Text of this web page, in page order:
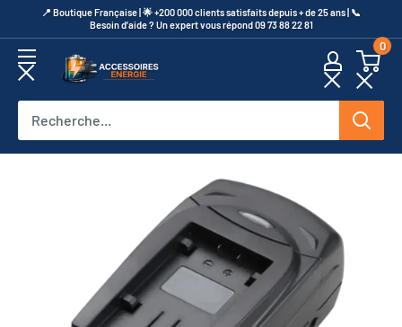
au
contenu
​📍​ Boutique Française | 🌟 +200 000 clients satisfaits depuis + de 25 ans | 📞​
Besoin d’aide ? Un expert vous répond 09 73 88 22 81
Accessoires
0